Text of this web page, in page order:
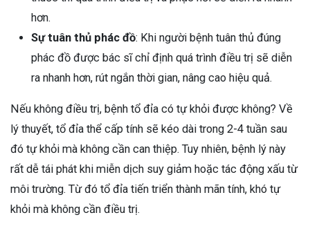
hơn.
Sự tuân thủ phác đồ: Khi người bệnh tuân thủ đúng
phác đồ được bác sĩ chỉ định quá trình điều trị sẽ diễn
ra nhanh hơn, rút ngắn thời gian, nâng cao hiệu quả.
Nếu không điều trị, bệnh tổ đỉa có tự khỏi được không? Về
lý thuyết, tổ đỉa thể cấp tính sẽ kéo dài trong 2-4 tuần sau
đó tự khỏi mà không cần can thiệp. Tuy nhiên, bệnh lý này
rất dễ tái phát khi miễn dịch suy giảm hoặc tác động xấu từ
môi trường. Từ đó tổ đỉa tiến triển thành mãn tính, khó tự
khỏi mà không cần điều trị.